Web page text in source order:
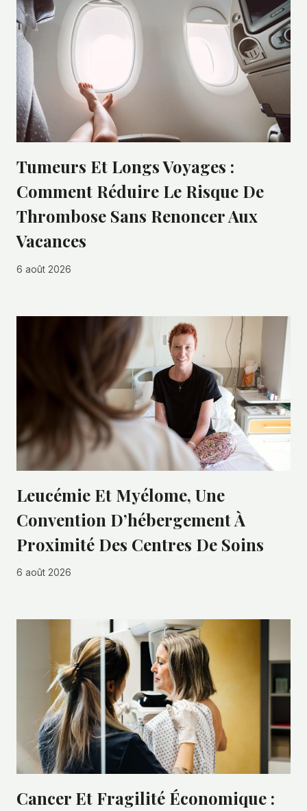
Tumeurs Et Longs Voyages :
Comment Réduire Le Risque De
Thrombose Sans Renoncer Aux
Vacances
6 août 2026
Leucémie Et Myélome, Une
Convention D’hébergement À
Proximité Des Centres De Soins
6 août 2026
Cancer Et Fragilité Économique :